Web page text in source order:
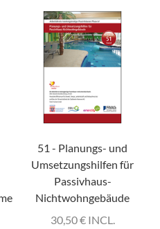
51 - Planungs- und
Umsetzungshilfen für
Passivhaus-
Nichtwohngebäude
30,50€INCL.